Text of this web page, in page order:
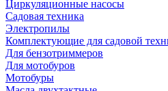
Циркуляционные насосы
Садовая техника
Электропилы
Комплектующие для садовой
Для бензотриммеров
Для мотобуров
Мотобуры